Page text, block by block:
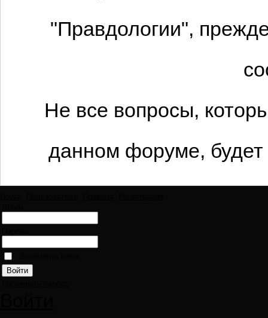
"Правдологии",
Не все вопросы,
данном форуме,